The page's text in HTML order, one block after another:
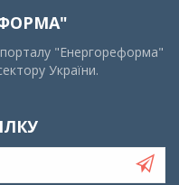
"Енергореформа"
України.